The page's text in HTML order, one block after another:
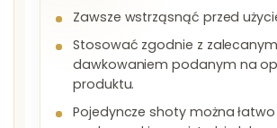
Zawsze wstrząsnąć przed
Stosować zgodnie z zalecanym
dawkowaniem podanym na
produktu.
Pojedyncze shoty można